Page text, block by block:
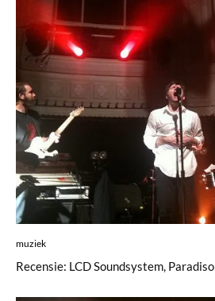
muziek
Recensie: LCD Soundsystem, Paradiso